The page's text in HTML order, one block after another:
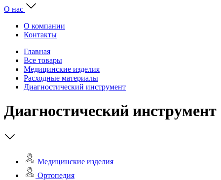
О нас
О компании
Контакты
Главная
Все товары
Медицинские изделия
Расходные материалы
Диагностический инструмент
Диагностический инструмент
Медицинские изделия
Ортопедия